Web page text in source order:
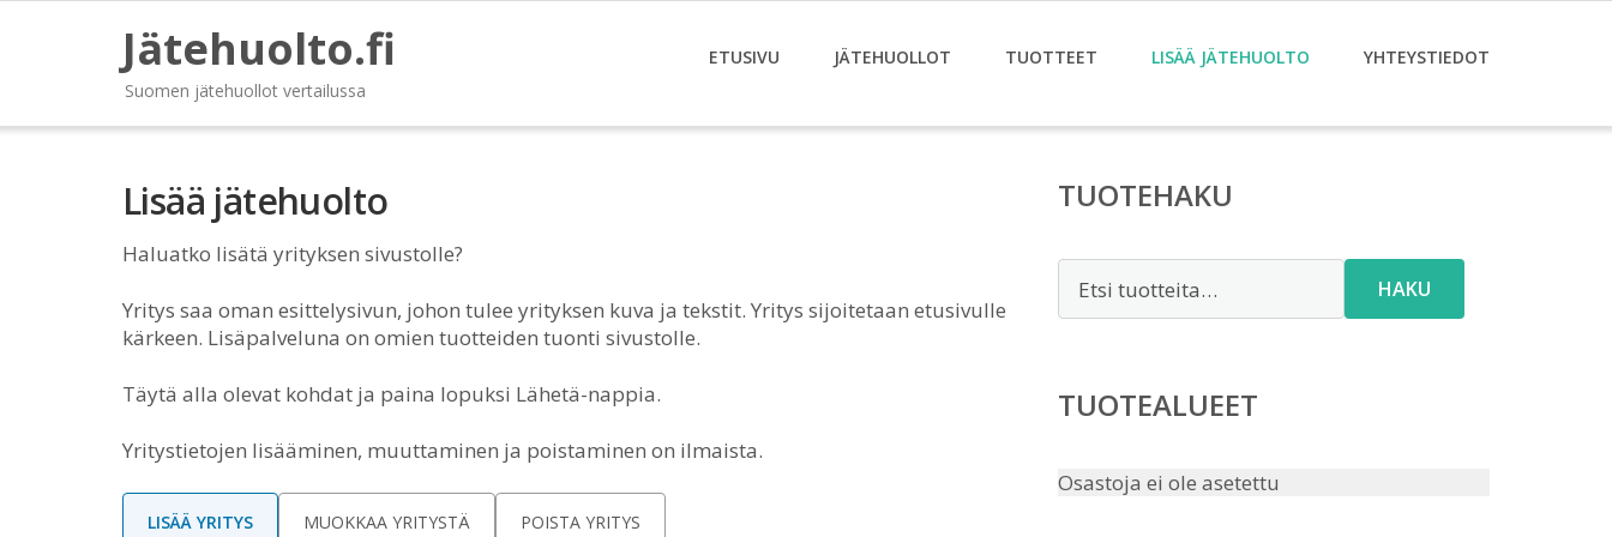
Jätehuolto.fi
Suomen jätehuollot vertailussa
ETUSIVU JÄTEHUOLLOT TUOTTEET LISÄÄ JÄTEHUOLTO YHTEYSTIEDOT
Lisää jätehuolto
Haluatko lisätä yrityksen sivustolle?
Yritys saa oman esittelysivun, johon tulee yrityksen kuva ja tekstit. Yritys sijoitetaan etusivulle
kärkeen. Lisäpalveluna on omien tuotteiden tuonti sivustolle.
Täytä alla olevat kohdat ja paina lopuksi Lähetä-nappia.
Yritystietojen lisääminen, muuttaminen ja poistaminen on ilmaista.
LISÄÄ YRITYS MUOKKAA YRITYSTÄ POISTA YRITYS
TUOTEHAKU
HAKU
TUOTEALUEET
Osastoja ei ole asetettu